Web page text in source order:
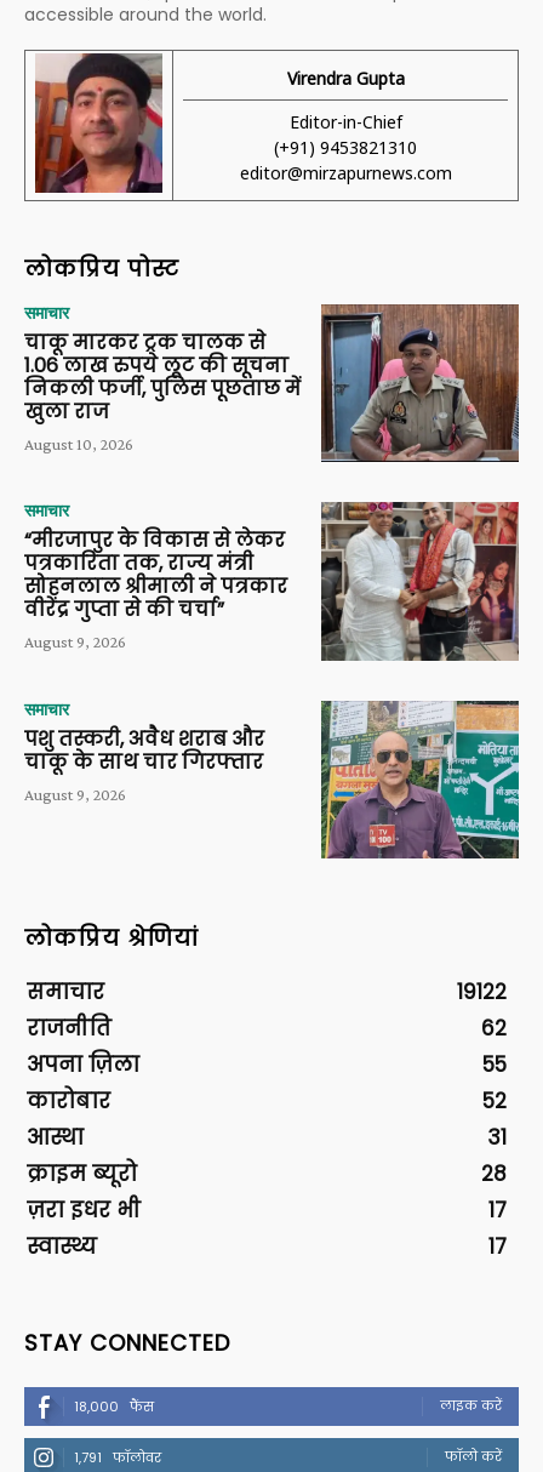
accessible around the world.
Virendra Gupta
Editor-in-Chief
(+91) 9453821310
editor@mirzapurnews.com
लोकप्रिय पोस्ट
समाचार
चाकू मारकर ट्रक चालक से
1.06 लाख रुपये लूट की सूचना
निकली फर्जी, पुलिस पूछताछ में
खुला राज
August 10, 2026
समाचार
“मीरजापुर के विकास से लेकर
पत्रकारिता तक, राज्य मंत्री
सोहनलाल श्रीमाली ने पत्रकार
वीरेंद्र गुप्ता से की चर्चा”
August 9, 2026
समाचार
पशु तस्करी, अवैध शराब और
चाकू के साथ चार गिरफ्तार
August 9, 2026
लोकप्रिय श्रेणियां
समाचार
19122
राजनीति
62
अपना ज़िला
55
कारोबार
52
आस्था
31
क्राइम ब्यूरो
28
ज़रा इधर भी
17
स्वास्थ्य
17
STAY CONNECTED
18,000 फैंस लाइक करें
1,791 फॉलोवर फॉलो करें